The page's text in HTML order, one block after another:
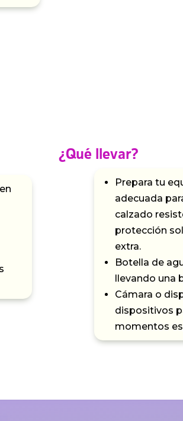
¿Qué llevar?
Prepara tu
adecuada
calzado
protección
extra.
Botella de
llevando una
Cámara o
dispositivos
momentos